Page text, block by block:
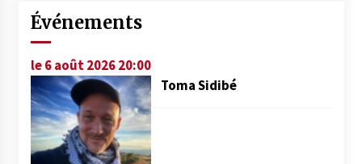
Événements
le 6 août 2026 20:00
Toma Sidibé